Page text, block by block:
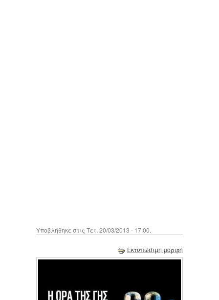
Υποβλήθηκε στις Τετ, 20/03/2013 - 17:00.
Εκτυπώσιμη μορφή